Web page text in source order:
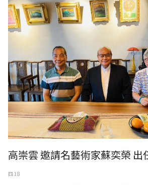
高崇雲 邀請名藝術家蘇奕榮 出
四 18